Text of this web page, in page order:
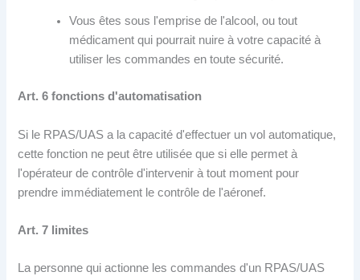
Vous êtes sous l'emprise de l'alcool, ou tout
médicament qui pourrait nuire à votre capacité à
utiliser les commandes en toute sécurité.
Art. 6 fonctions d'automatisation
Si le RPAS/UAS a la capacité d'effectuer un vol automatique,
cette fonction ne peut être utilisée que si elle permet à
l'opérateur de contrôle d'intervenir à tout moment pour
prendre immédiatement le contrôle de l'aéronef.
Art. 7 limites
La personne qui actionne les commandes d'un RPAS/UAS